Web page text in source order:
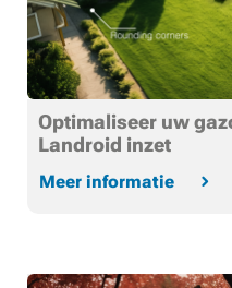
Optimaliseer uw
Landroid inzet
Meer informatie